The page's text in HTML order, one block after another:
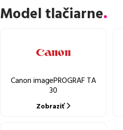
Model tlačiarne
Canon imagePROGRAF TA
30
Zobraziť